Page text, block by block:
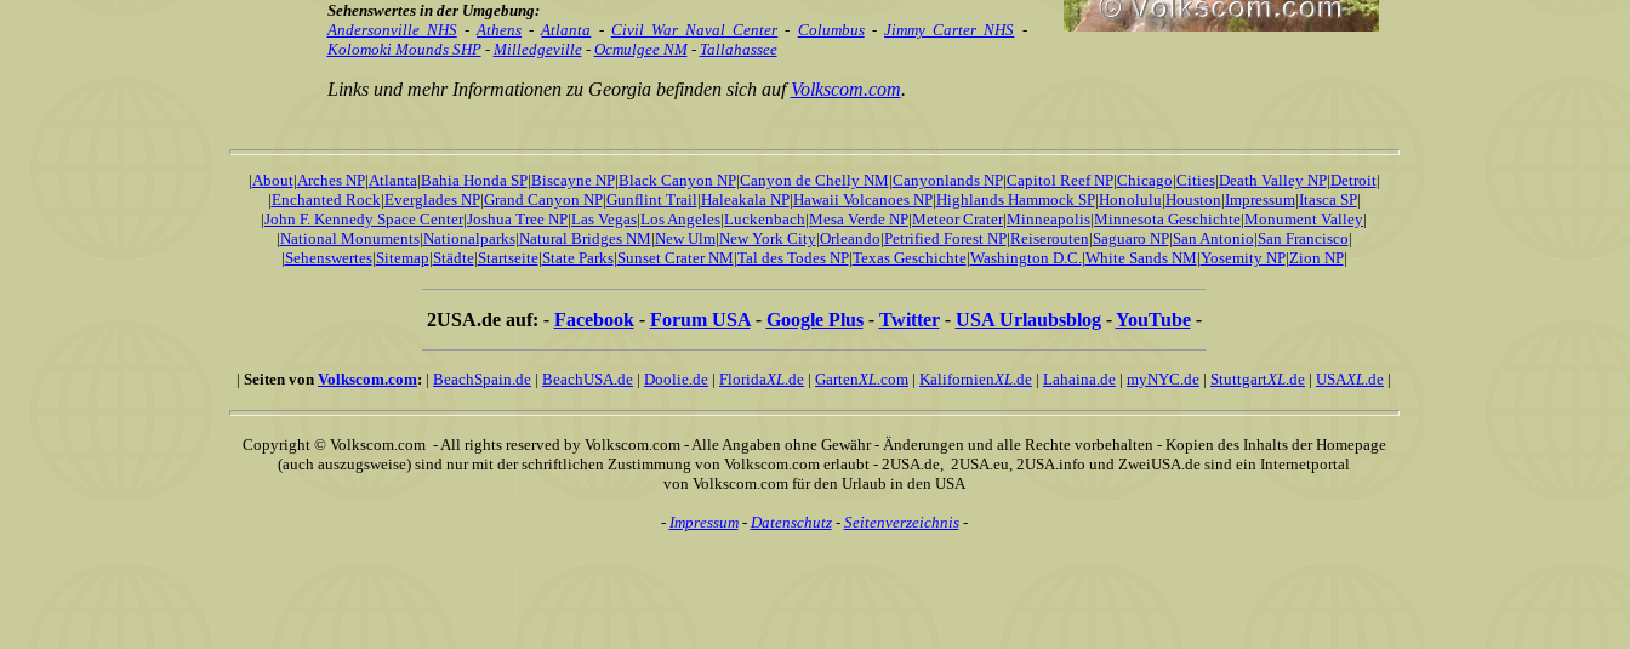
Sehenswertes in der Umgebung:
Andersonville NHS-Athens -Atlanta - Civil War Naval Center - Columbus-Jimmy Carter NHS -
Kolomoki Mounds SHP- Milledgeville- Ocmulgee NM- Tallahassee
Links und mehr Informationen zu Georgia befinden sich aufVolkscom.com.
|About|Arches NP|Atlanta|Bahia Honda SP|Biscayne NP|Black Canyon NP|Canyon de Chelly NM|Canyonlands NP|Capitol Reef NP|Chicago|Cities|Death Valley NP|Detroit|
|Enchanted Rock|Everglades NP|Grand Canyon NP|Gunflint Trail|Haleakala NP|Hawaii Volcanoes NP|Highlands Hammock SP|Honolulu|Houston|Impressum|Itasca SP|
|John F. Kennedy Space Center|Joshua Tree NP|Las Vegas|Los Angeles|Luckenbach|Mesa Verde NP|Meteor Crater|Minneapolis|Minnesota Geschichte|Monument Valley|
|National Monuments|Nationalparks|Natural Bridges NM|New Ulm|New York City|Orleando|Petrified Forest NP|Reiserouten|Saguaro NP|San Antonio|San Francisco|
|Sehenswertes|Sitemap|Städte|Startseite|State Parks|Sunset Crater NM|Tal des Todes NP|Texas Geschichte|Washington D.C.|White Sands NM|Yosemity NP|Zion NP|
2USA.de auf: - Facebook - Forum USA - Google Plus - Twitter - USA Urlaubsblog - YouTube -
| Seiten von Volkscom.com: | BeachSpain.de | BeachUSA.de | Doolie.de | FloridaXL.de | GartenXL.com | KalifornienXL.de | Lahaina.de | myNYC.de | StuttgartXL.de | USAXL.de |
Copyright © Volkscom.com - All rights reserved by Volkscom.com - Alle Angaben ohne Gewähr - Änderungen und alle Rechte vorbehalten - Kopien des Inhalts der Homepage
(auch auszugsweise) sind nur mit der schriftlichen Zustimmung von Volkscom.com erlaubt - 2USA.de, 2USA.eu, 2USA.info und ZweiUSA.de sind ein Internetportal
von Volkscom.com für den Urlaub in den USA
- Impressum- Datenschutz- Seitenverzeichnis-